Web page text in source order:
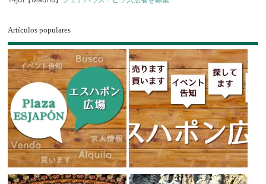
Artículos populares